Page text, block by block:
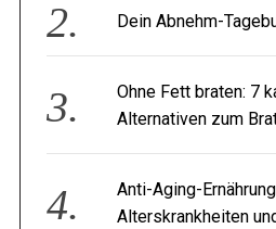
Dein Abnehm-
Ohne Fett braten: 7
Alternativen zum
Anti-Aging-
Alterskrankheiten